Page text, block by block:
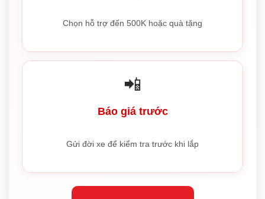
Chọn hỗ trợ đến 500K hoặc quà tặng
📲
Báo giá trước
Gửi đời xe để kiểm tra trước khi lắp